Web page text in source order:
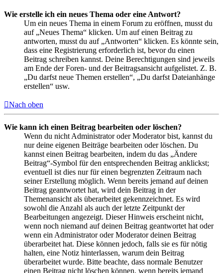
Wie erstelle ich ein neues Thema oder eine Antwort?
Um ein neues Thema in einem Forum zu eröffnen, musst du
auf „Neues Thema“ klicken. Um auf einen Beitrag zu
antworten, musst du auf „Antworten“ klicken. Es könnte sein,
dass eine Registrierung erforderlich ist, bevor du einen
Beitrag schreiben kannst. Deine Berechtigungen sind jeweils
am Ende der Foren- und der Beitragsansicht aufgelistet. Z. B.
„Du darfst neue Themen erstellen“, „Du darfst Dateianhänge
erstellen“ usw.
Nach oben
Wie kann ich einen Beitrag bearbeiten oder löschen?
Wenn du nicht Administrator oder Moderator bist, kannst du
nur deine eigenen Beiträge bearbeiten oder löschen. Du
kannst einen Beitrag bearbeiten, indem du das „Ändere
Beitrag“-Symbol für den entsprechenden Beitrag anklickst;
eventuell ist dies nur für einen begrenzten Zeitraum nach
seiner Erstellung möglich. Wenn bereits jemand auf deinen
Beitrag geantwortet hat, wird dein Beitrag in der
Themenansicht als überarbeitet gekennzeichnet. Es wird
sowohl die Anzahl als auch der letzte Zeitpunkt der
Bearbeitungen angezeigt. Dieser Hinweis erscheint nicht,
wenn noch niemand auf deinen Beitrag geantwortet hat oder
wenn ein Administrator oder Moderator deinen Beitrag
überarbeitet hat. Diese können jedoch, falls sie es für nötig
halten, eine Notiz hinterlassen, warum dein Beitrag
überarbeitet wurde. Bitte beachte, dass normale Benutzer
einen Beitrag nicht löschen können, wenn bereits jemand